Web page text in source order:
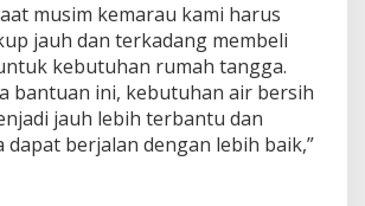
musim kemarau kami harus
jauh dan terkadang membeli
kebutuhan rumah tangga.
bantuan ini, kebutuhan air bersih
jauh lebih terbantu dan
dapat berjalan dengan lebih baik,”